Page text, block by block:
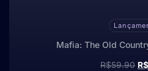
Mafia: The Old
R$59.90 R$